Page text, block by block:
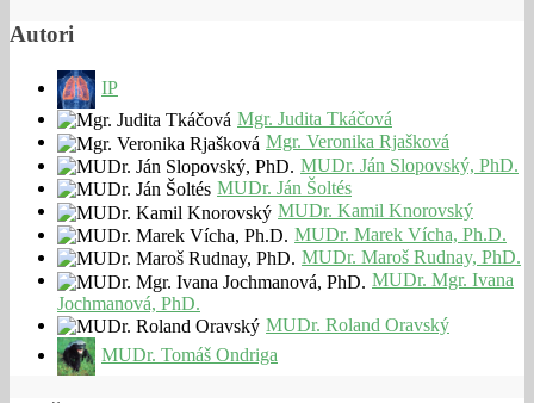
Autori
IP
Mgr. Judita Tkáčová
Mgr. Veronika Rjašková
MUDr. Ján Slopovský, PhD.
MUDr. Ján Šoltés
MUDr. Kamil Knorovský
MUDr. Marek Vícha, Ph.D.
MUDr. Maroš Rudnay, PhD.
MUDr. Mgr. Ivana
Jochmanová, PhD.
MUDr. Roland Oravský
MUDr. Tomáš Ondriga